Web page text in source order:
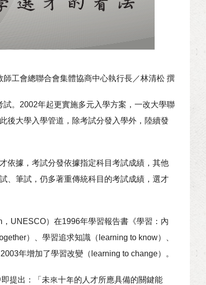
師工會總聯合會集體協商中心執行長／林清松 撰
。2002年起更實施多元入學方案，一改大學聯
後大學入學管道，除考試分發入學外，陸續發
依據，考試分發依據指定科目考試成績，其他
、筆試，仍多著重傳統科目的考試成績，選才
UNESCO）在1996年學習報告書《學習：內
）、學習追求知識（learning to know）、
年增加了學習改變（learning to change）。
提出：「未來十年的人才所應具備的關鍵能